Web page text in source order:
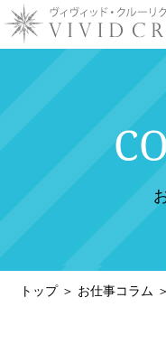
トップページ
お仕事内容
› 時給・お給料につ
› 勤務地で選ぶ
› 安心の研修システ
› 風俗店・キャバ
› お客様との連絡
トップ＞ お仕事コラム ＞